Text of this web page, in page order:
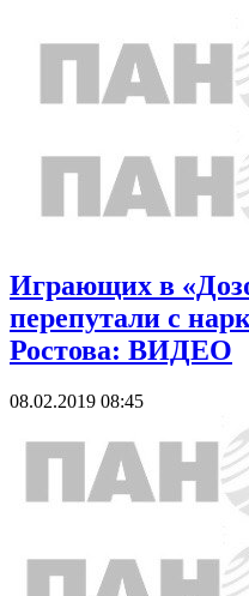
Играющих в
перепутали с
Ростова: ВИДЕО
08.02.2019 08:45